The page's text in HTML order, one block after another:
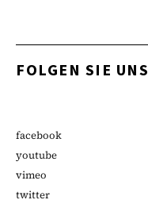
FOLGEN SIE UNS
facebook
youtube
vimeo
twitter